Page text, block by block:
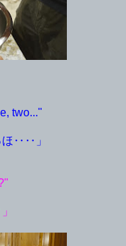
two..."
ほ‥‥」